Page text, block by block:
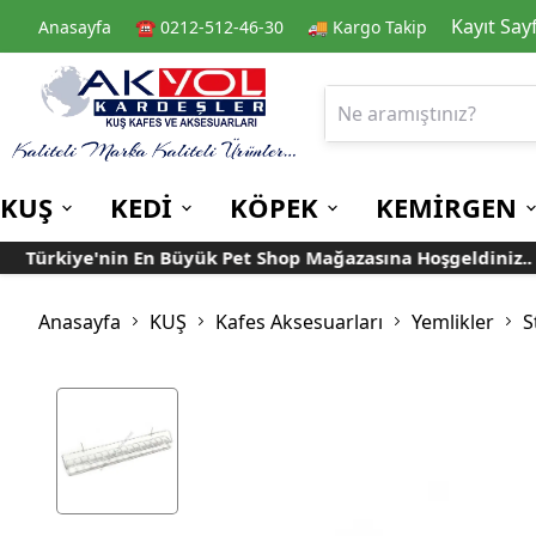
Anasayfa ☎️ 0212-512-46-30 🚚 Kargo Takip Kayıt
KUŞ
Kafes
Muhabbet
Papağan
Rulolu Kafes
Kafes Aksesuarları
Yemlikler
KEDİ
Kedi Kuru Mamalar Kedi Kumları
Taşımalar
KÖPEK
Kuru Mamalar Konserve Mamalar
Mama ve Su Kapları
KEMİRGEN
Guinea Pig Yemleri
En Büyük Pet Shop Mağazasına Hoşgeldiniz..
Anasayfa KUŞ Kafes Aksesuarları Yemlikler